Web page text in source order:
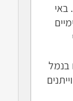
באי
בנמל